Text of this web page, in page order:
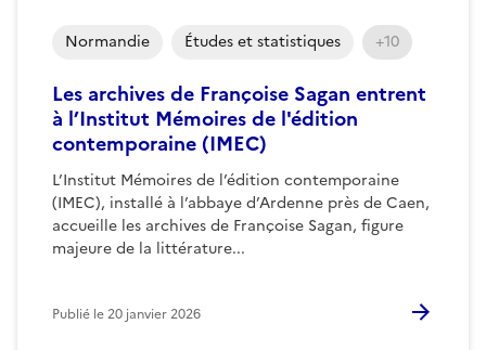
Les archives de Françoise Sagan entrent
à l’Institut Mémoires de l'édition
contemporaine (IMEC)
L’Institut Mémoires de l’édition contemporaine
(IMEC), installé à l’abbaye d’Ardenne près de Caen,
accueille les archives de Françoise Sagan, figure
majeure de la littérature...
Normandie Études et statistiques +10
Publié le20 janvier 2026